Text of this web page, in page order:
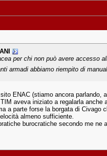
per chi non può avere accesso
armadi abbiamo riempito di
ENAC (stiamo ancora
aveva iniziato a regalarla anche
a parte forse la borgata di
almeno sufficiente.
burocratiche secondo me ne